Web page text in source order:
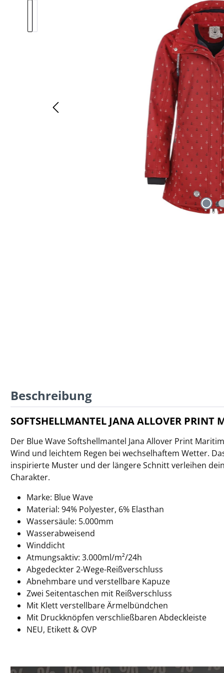
Beschreibung
SOFTSHELLMANTEL JANA ALLOVER PRINT
Der Blue Wave Softshellmantel Jana Allover Print
Wind und leichtem Regen bei wechselhaftem Wetter.
inspirierte Muster und der längere Schnitt verleihen
Charakter.
Marke: Blue Wave
Material: 94% Polyester, 6% Elasthan
Wassersäule: 5.000mm
Wasserabweisend
Winddicht
Atmungsaktiv: 3.000ml/m²/24h
Abgedeckter 2-Wege-Reißverschluss
Abnehmbare und verstellbare Kapuze
Zwei Seitentaschen mit Reißverschluss
Mit Klett verstellbare Ärmelbündchen
Mit Druckknöpfen verschließbaren Abdeckleiste
NEU, Etikett & OVP